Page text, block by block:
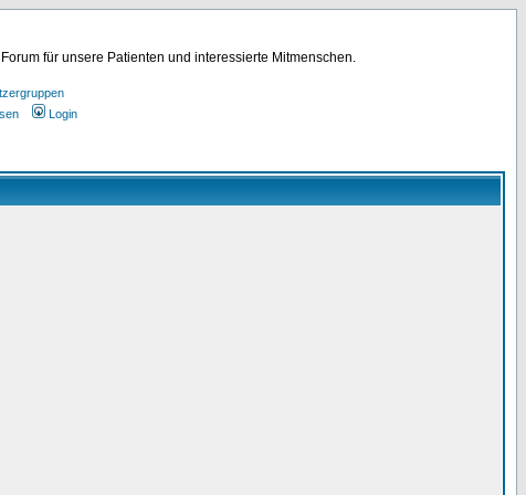
für unsere Patienten und interessierte Mitmenschen.
Login